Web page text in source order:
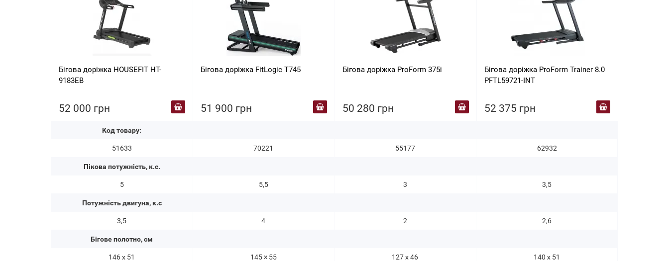
Бігова доріжка HOUSEFIT HT-
9183EB
52 000 грн
Код товару:
51633
Пікова потужність, к.с.
5
Потужність двигуна, к.с
3,5
Бігове полотно, см
146 х 51
Бігова доріжка FitLogic T745
51 900 грн
70221
5,5
4
145 × 55
Бігова доріжка ProForm 375i
50 280 грн
55177
3
2
127 х 46
Бігова доріжка ProForm Trainer 8.0
PFTL59721-INT
52 375 грн
62932
3,5
2,6
140 х 51